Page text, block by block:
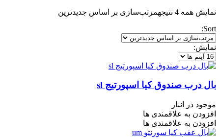
نمایش همه 4 نتیجه
مرتب‌سازی بر اساس جدیدترین
Sort:
نمایش:
بال درب صندوق کیا اسپورتیج sl
موجود در انبار
افزودن به علاقمندی ها
افزودن به علاقمندی ها